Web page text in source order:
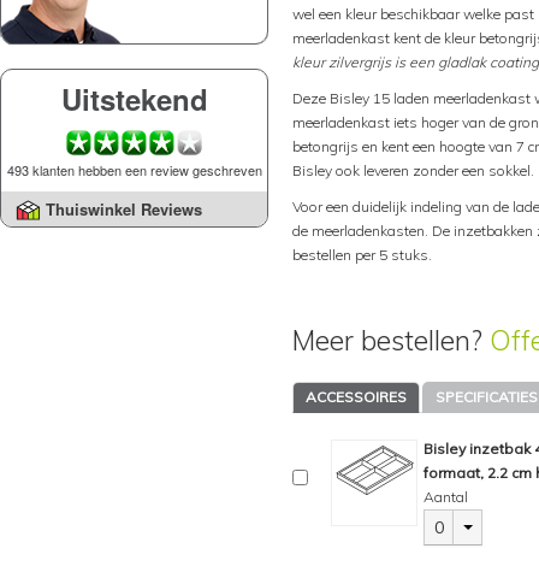
Uitstekend
493 klanten hebben een review geschreven
Thuiswinkel Reviews
wel een kleur beschikbaar welke
meerladenkast kent de kleur
kleur zilvergrijs is een gladlak
Deze Bisley 15 laden
meerladenkast iets hoger van de
betongrijs en kent een hoogte van 7
Bisley ook leveren zonder een sokkel.
Voor een duidelijk indeling van de
de meerladenkasten. De
bestellen per 5 stuks.
Meer bestellen?
ACCESSOIRES SPECIFICATIES
Bisley inzetbak
formaat, 2.2 cm
Aantal
0